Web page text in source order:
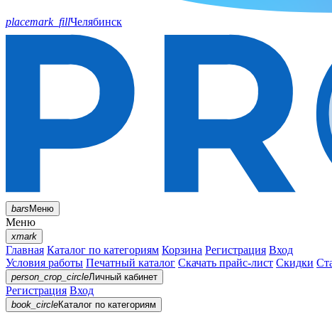
placemark_fillЧелябинск
barsМеню
Меню
xmark
Главная Каталог по категориям Корзина Регистрация Вход
Условия работы Печатный каталог Скачать прайс-лист Скидки
person_crop_circleЛичный кабинет
Регистрация Вход
book_circleКаталог по категориям